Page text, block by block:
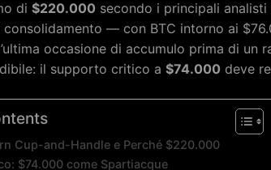
di $220.000 secondo i principali
consolidamento — con BTC intorno ai
occasione di accumulo prima di un
il supporto critico a $74.000 deve
Cup-and-Handle e Perché $220.000
$74.000 come Spartiacque